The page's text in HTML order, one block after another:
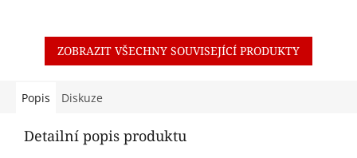
ZOBRAZIT VŠECHNY SOUVISEJÍCÍ PRODUKTY
Popis Diskuze
Detailní popis produktu